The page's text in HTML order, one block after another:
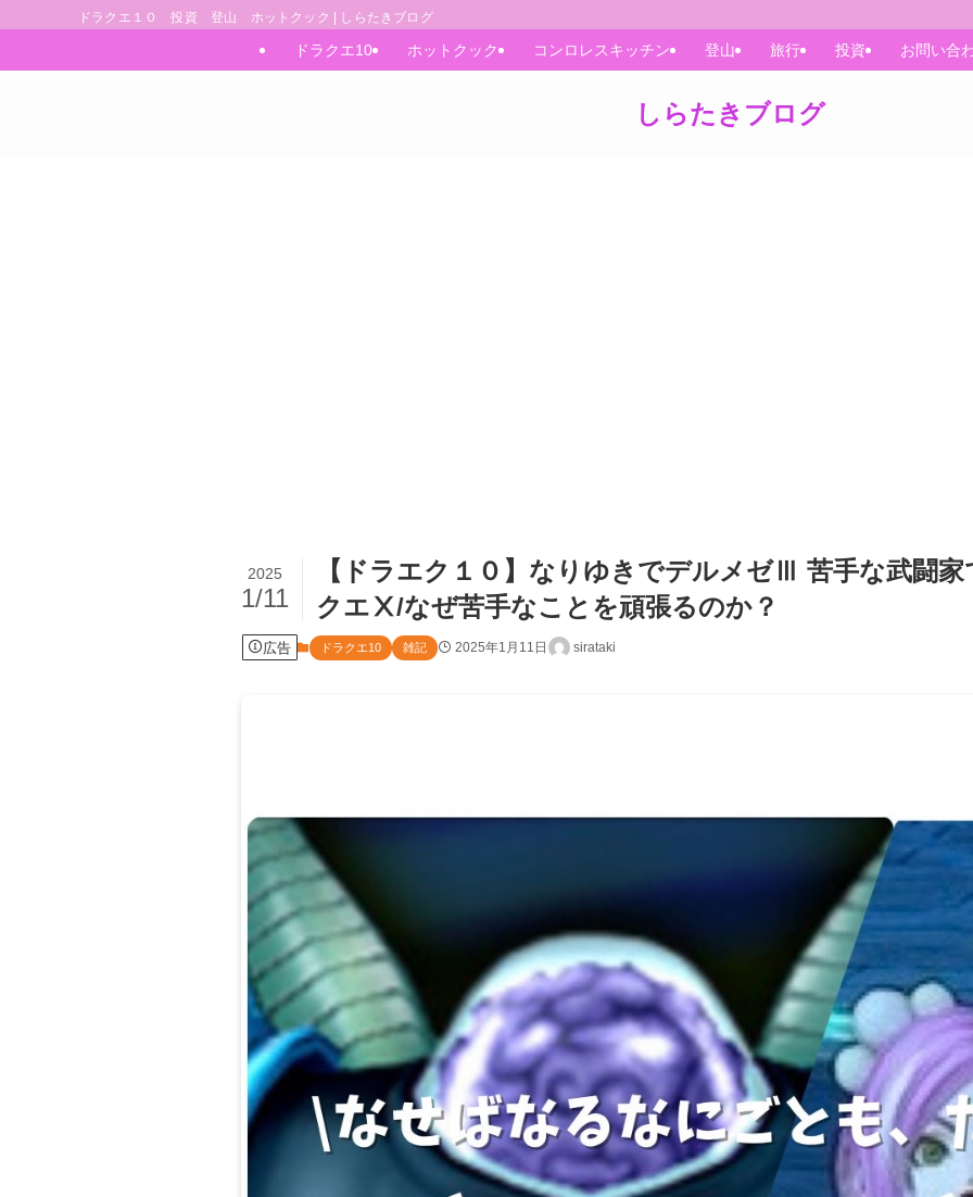
ドラクエ１０ 投資 登山 ホットクック | しらたきブログ
しらたきブログ
ドラクエ10 ホットクック コンロレスキッチン 登山 旅行 投資 お問い合
【ドラエク１０】なりゆきでデルメゼⅢ 苦手な武闘
クエⅩ/なぜ苦手なことを頑張るのか？
2025
1/11
広告 ドラクエ10 雑記 2025年1月11日 sirataki